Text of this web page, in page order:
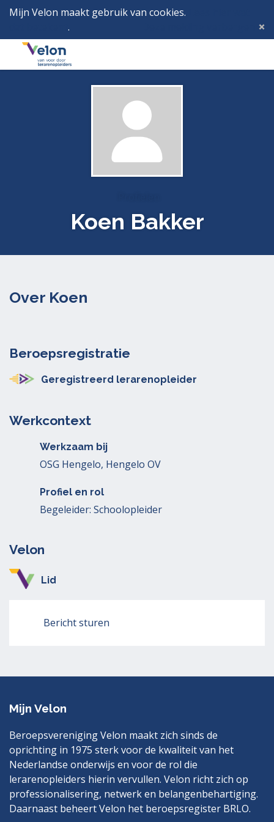
Mijn Velon maakt gebruik van cookies.
.
Menu
Koen Bakker
Over Koen
Beroepsregistratie
Geregistreerd lerarenopleider
Werkcontext
Werkzaam bij
OSG Hengelo, Hengelo OV
Profiel en rol
Begeleider: Schoolopleider
Velon
Lid
Bericht sturen
Mijn Velon
Beroepsvereniging Velon maakt zich sinds de
oprichting in 1975 sterk voor de kwaliteit van het
Nederlandse onderwijs en voor de rol die
lerarenopleiders hierin vervullen. Velon richt zich op
professionalisering, netwerk en belangenbehartiging.
Daarnaast beheert Velon het beroepsregister BRLO.